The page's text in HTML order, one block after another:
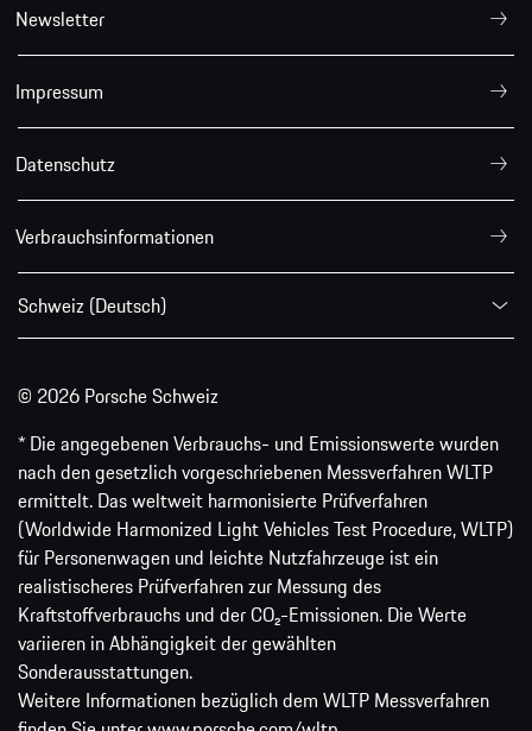
Newsletter
Impressum
Datenschutz
Verbrauchsinformationen
Schweiz (Deutsch)
© 2026 Porsche Schweiz
* Die angegebenen Verbrauchs- und Emissionswerte wurden
nach den gesetzlich vorgeschriebenen Messverfahren WLTP
ermittelt. Das weltweit harmonisierte Prüfverfahren
(Worldwide Harmonized Light Vehicles Test Procedure, WLTP)
für Personenwagen und leichte Nutzfahrzeuge ist ein
realistischeres Prüfverfahren zur Messung des
Kraftstoffverbrauchs und der CO₂-Emissionen. Die Werte
variieren in Abhängigkeit der gewählten
Sonderausstattungen.
Weitere Informationen bezüglich dem WLTP Messverfahren